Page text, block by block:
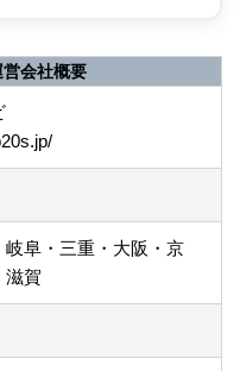
営会社概要
阜・三重・大阪・京
滋賀